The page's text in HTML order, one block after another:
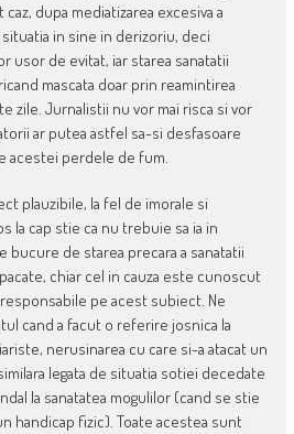
dupa mediatizarea excesiva a
in sine in derizoriu, deci
usor de evitat, iar starea sanatatii
mascata doar prin reamintirea
zile. Jurnalistii nu vor mai risca si vor
ar putea astfel sa-si desfasoare
acestei perdele de fum.
plauzibile, la fel de imorale si
la cap stie ca nu trebuie sa ia in
bucure de starea precara a sanatatii
chiar cel in cauza este cunoscut
pe acest subiect. Ne
cand a facut o referire josnica la
nerusinarea cu care si-a atacat un
legata de situatia sotiei decedate
la sanatatea mogulilor (cand se stie
handicap fizic). Toate acestea sunt